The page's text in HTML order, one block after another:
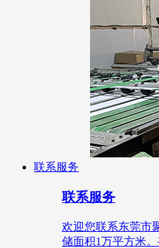
联系服务
联系服务
欢迎您联系东莞市
储面积1万平方米